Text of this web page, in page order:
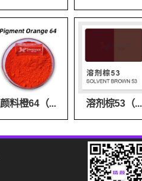
颜料橙64（... 溶剂棕53（...